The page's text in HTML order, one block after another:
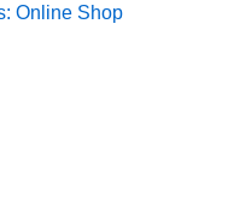
Online Shop